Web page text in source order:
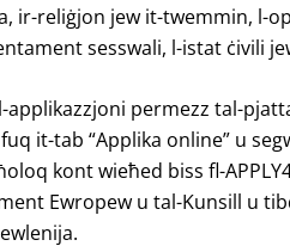
ir-reliġjon jew it-twemmin, l-
sesswali, l-istat ċivili
permezz tal-
it-tab “Applika online” u
kont wieħed biss fl-
Ewropew u tal-Kunsill u